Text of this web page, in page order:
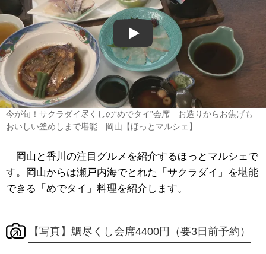
Play
今が旬！サクラダイ尽くしの“めでタイ”会席 お造りからお焦げも
おいしい釜めしまで堪能 岡山【ほっとマルシェ】
岡山と香川の注目グルメを紹介するほっとマルシェで
す。岡山からは瀬戸内海でとれた「サクラダイ」を堪能
できる「めでタイ」料理を紹介します。
【写真】鯛尽くし会席4400円（要3日前予約）